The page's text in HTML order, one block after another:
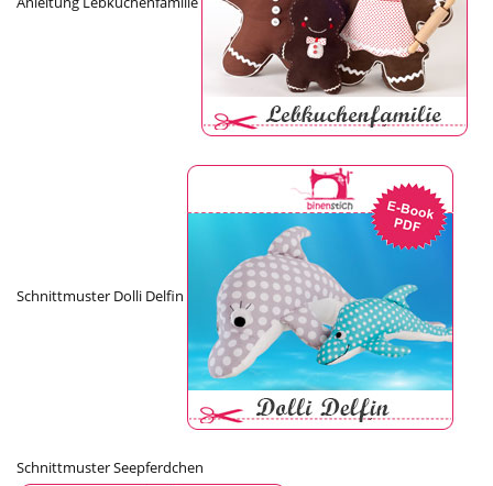
Schnittmuster Dolli Delfin
Schnittmuster Seepferdchen